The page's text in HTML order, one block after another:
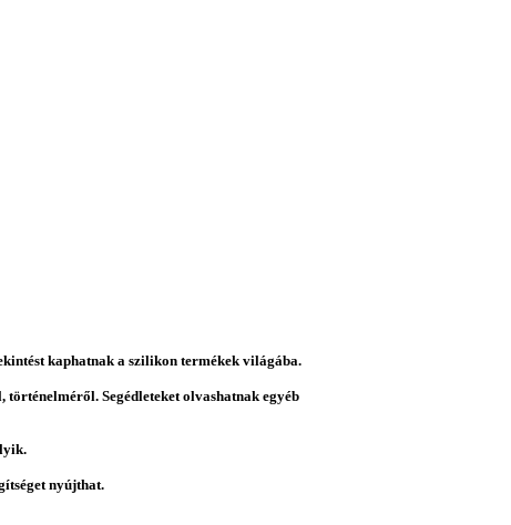
kaphatnak a szilikon termékek világába.
Segédleteket olvashatnak egyéb
nyújthat.